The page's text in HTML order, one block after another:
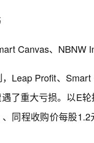
Canvas、NBNW
，Leap Profit、
了重大亏损。以E
同程收购价每股